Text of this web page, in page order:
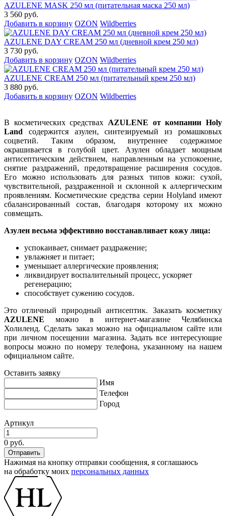
AZULENE MASK 250 мл (питательная маска 250 мл)
3 560 руб.
Добавить в корзину OZON Wildberries
AZULENE DAY CREAM 250 мл (дневной крем 250 мл)
3 730 руб.
Добавить в корзину OZON Wildberries
AZULENE СREAM 250 мл (питательный крем 250 мл)
3 880 руб.
Добавить в корзину OZON Wildberries
В косметических средствах AZULENE от компании Holy
Land содержится азулен, синтезируемый из ромашковых
соцветий. Таким образом, внутреннее содержимое
окрашивается в голубой цвет. Азулен обладает мощным
антисептическим действием, направленным на успокоение,
снятие раздражений, предотвращение расширения сосудов.
Его можно использовать для разных типов кожи: сухой,
чувствительной, раздраженной и склонной к аллергическим
проявлениям. Косметические средства серии Holyland имеют
сбалансированный состав, благодаря которому их можно
совмещать.
Азулен весьма эффективно восстанавливает кожу лица:
успокаивает, снимает раздражение;
увлажняет и питает;
уменьшает аллергические проявления;
ликвидирует воспалительный процесс, ускоряет
регенерацию;
способствует сужению сосудов.
Это отличный природный антисептик. Заказать косметику
AZULENE можно в интернет-магазине Челябинска
Холиленд. Сделать заказ можно на официальном сайте или
при личном посещении магазина. Задать все интересующие
вопросы можно по номеру телефона, указанному на нашем
официальном сайте.
Оставить заявку
Имя
Телефон
Город
Артикул
0 руб.
Нажимая на кнопку отправки сообщения, я соглашаюсь
на обработку моих персональных данных